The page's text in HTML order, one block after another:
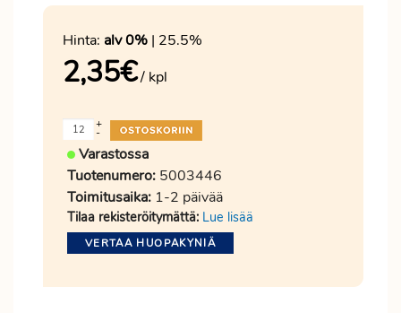
Hinta: alv 0% | 25.5%
2,35€/ kpl
-
+
Varastossa
Tuotenumero: 5003446
Toimitusaika: 1-2 päivää
Tilaa rekisteröitymättä: Lue lisää
VERTAA HUOPAKYNIÄ